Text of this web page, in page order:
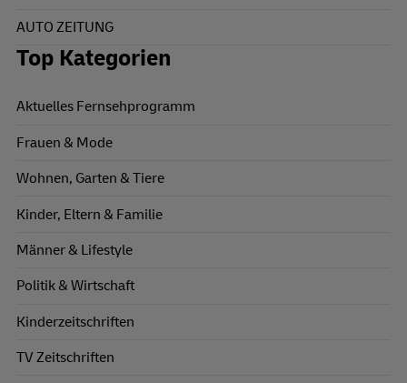
AUTO ZEITUNG
Top Kategorien
Aktuelles Fernsehprogramm
Frauen & Mode
Wohnen, Garten & Tiere
Kinder, Eltern & Familie
Männer & Lifestyle
Politik & Wirtschaft
Kinderzeitschriften
TV Zeitschriften